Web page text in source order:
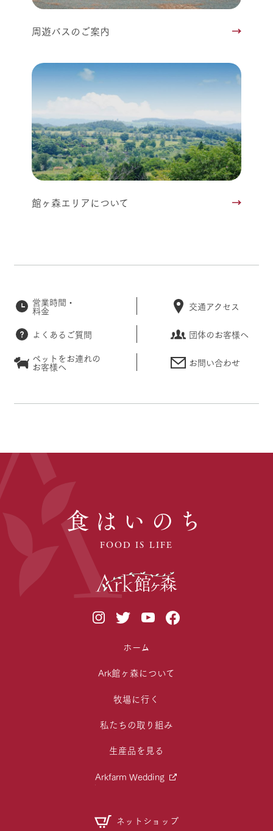
周遊バスのご案内
館ヶ森エリアについて
営業時間・
料金 交通アクセス
よくあるご質問
団体のお客様へ
ペットをお連れの
お客様へ お問い合わせ
食はいのち
FOOD IS LIFE
ホーム
Ark館ヶ森について
牧場に行く
私たちの取り組み
生産品を見る
Arkfarm Wedding
ネットショップ